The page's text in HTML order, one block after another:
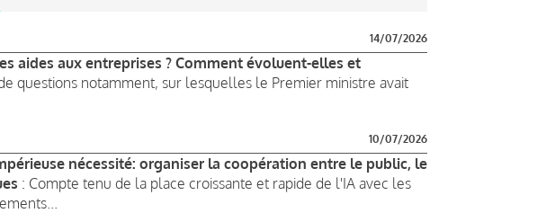
14/07/2026
aides aux entreprises ? Comment évoluent-elles et
questions notamment, sur lesquelles le Premier ministre avait
10/07/2026
nécessité: organiser la coopération entre le public, le
: Compte tenu de la place croissante et rapide de l'IA avec les